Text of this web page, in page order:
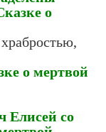
о
о мертвой
Елисей со